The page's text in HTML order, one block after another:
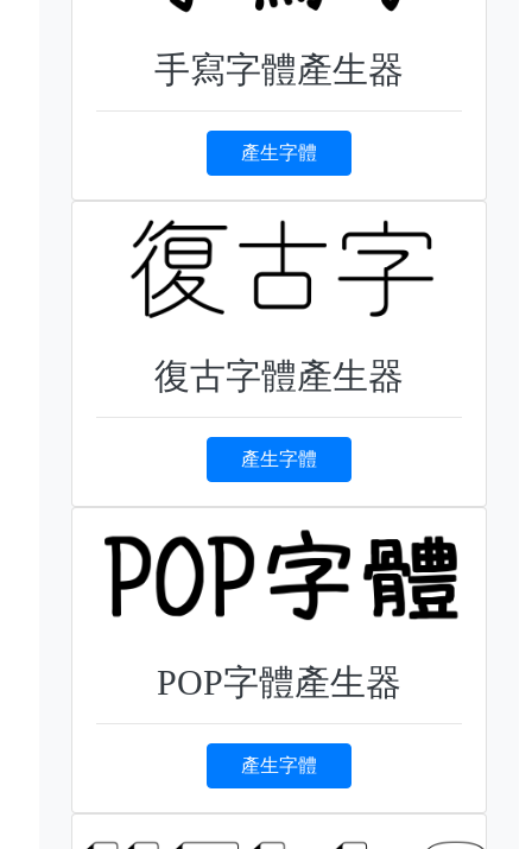
手寫字體產生器
產生字體
復古字體產生器
產生字體
POP字體產生器
產生字體